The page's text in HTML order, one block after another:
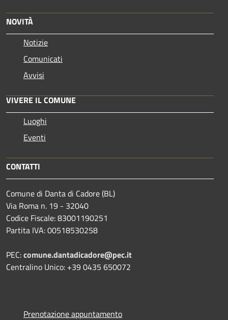
NOVITÀ
Notizie
Comunicati
Avvisi
VIVERE IL COMUNE
Luoghi
Eventi
CONTATTI
Comune di Danta di Cadore (BL)
Via Roma n. 19 - 32040
Codice Fiscale: 83001190251
Partita IVA: 00518530258
PEC:comune.dantadicadore@pec.it
Centralino Unico: +39 0435 650072
Prenotazione appuntamento